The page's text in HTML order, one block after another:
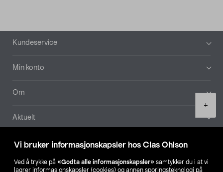
Vi bruker informasjonskapsler hos Clas Ohlson
Ved å trykke på «Godta alle informasjonskapsler» samtykker du i at vi
lagrer informasjonskapsler (cookies) og annen sporingsteknologi på
+
Bunntekst
Kundeservice
Min konto
Om
Aktuelt
Våre selskaper
Finn din butikk